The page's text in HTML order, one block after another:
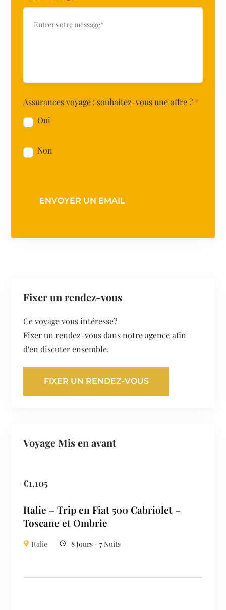
Assurances voyage : souhaitez-vous une offre ? *
Oui
Non
ENVOYER UN EMAIL
Fixer un rendez-vous
Ce voyage vous intéresse?
Fixer un rendez-vous dans notre agence afin
d'en discuter ensemble.
FIXER UN RENDEZ-VOUS
Voyage Mis en avant
€1,105
Italie – Trip en Fiat 500 Cabriolet –
Toscane et Ombrie
Italie 8 Jours - 7 Nuits